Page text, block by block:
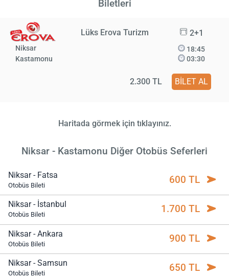
Biletleri
Lüks Erova Turizm 2+1
Niksar
Kastamonu
18:45
03:30
2.300 TL BİLET AL
Haritada görmek için tıklayınız.
Niksar - Kastamonu Diğer Otobüs Seferleri
Niksar - Fatsa
Otobüs Bileti 600 TL
Niksar - İstanbul
Otobüs Bileti 1.700 TL
Niksar - Ankara
Otobüs Bileti 900 TL
Niksar - Samsun
Otobüs Bileti 650 TL